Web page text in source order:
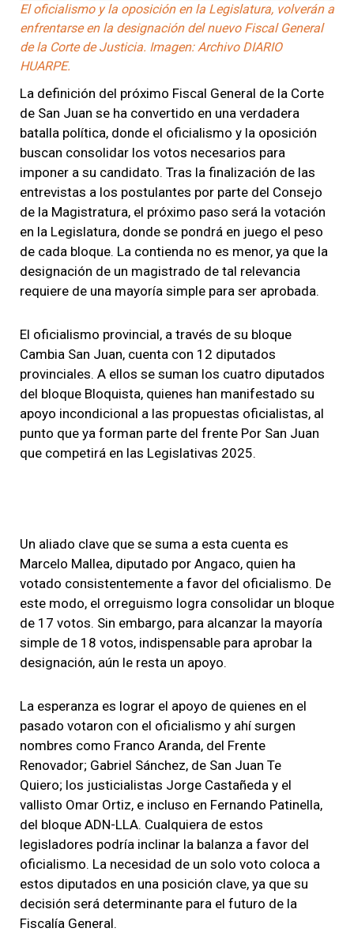
El oficialismo y la oposición en la Legislatura, volverán a
enfrentarse en la designación del nuevo Fiscal General
de la Corte de Justicia. Imagen: Archivo DIARIO
HUARPE.
La definición del próximo Fiscal General de la Corte
de San Juan se ha convertido en una verdadera
batalla política, donde el oficialismo y la oposición
buscan consolidar los votos necesarios para
imponer a su candidato. Tras la finalización de las
entrevistas a los postulantes por parte del Consejo
de la Magistratura, el próximo paso será la votación
en la Legislatura, donde se pondrá en juego el peso
de cada bloque. La contienda no es menor, ya que la
designación de un magistrado de tal relevancia
requiere de una mayoría simple para ser aprobada.
El oficialismo provincial, a través de su bloque
Cambia San Juan, cuenta con 12 diputados
provinciales. A ellos se suman los cuatro diputados
del bloque Bloquista, quienes han manifestado su
apoyo incondicional a las propuestas oficialistas, al
punto que ya forman parte del frente Por San Juan
que competirá en las Legislativas 2025.
Un aliado clave que se suma a esta cuenta es
Marcelo Mallea, diputado por Angaco, quien ha
votado consistentemente a favor del oficialismo. De
este modo, el orreguismo logra consolidar un bloque
de 17 votos. Sin embargo, para alcanzar la mayoría
simple de 18 votos, indispensable para aprobar la
designación, aún le resta un apoyo.
La esperanza es lograr el apoyo de quienes en el
pasado votaron con el oficialismo y ahí surgen
nombres como Franco Aranda, del Frente
Renovador; Gabriel Sánchez, de San Juan Te
Quiero; los justicialistas Jorge Castañeda y el
vallisto Omar Ortiz, e incluso en Fernando Patinella,
del bloque ADN-LLA. Cualquiera de estos
legisladores podría inclinar la balanza a favor del
oficialismo. La necesidad de un solo voto coloca a
estos diputados en una posición clave, ya que su
decisión será determinante para el futuro de la
Fiscalía General.